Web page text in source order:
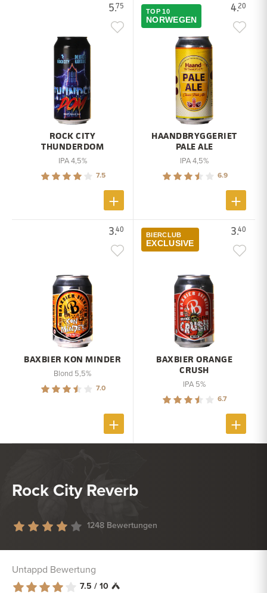
5.75
ROCK CITY
THUNDERDOM
IPA 4,5%
7.5
4.20
TOP 10
NORWEGEN
HAANDBRYGGERIET
PALE ALE
IPA 4,5%
6.9
3.40
BAXBIER KON MINDER
Blond 5,5%
7.0
3.40
BIERCLUB
EXCLUSIVE
BAXBIER ORANGE
CRUSH
IPA 5%
6.7
Rock City Reverb
1248 Bewertungen
Untappd Bewertung
7.5 / 10